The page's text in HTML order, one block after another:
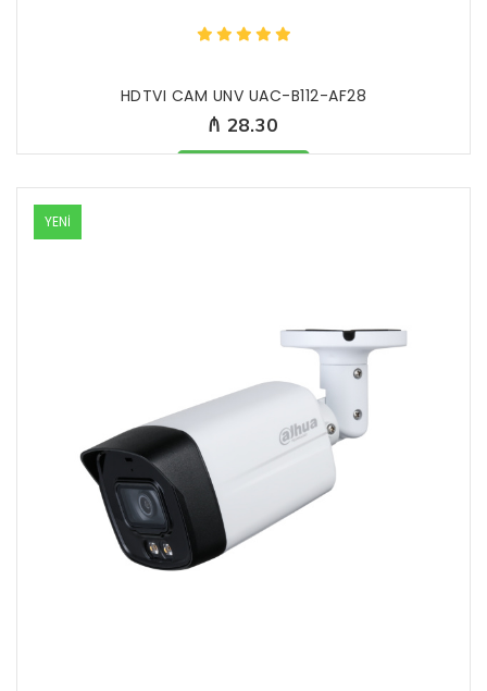
HDTVI CAM UNV UAC-B112-AF28
₼ 28.30
Məhsul mövcüddur
YENİ